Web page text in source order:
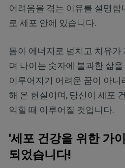
어려움을 겪는 이유를 설명합
로 세포 안에 있습니다.
몸이 에너지로 넘치고 치유가
며 나이는 숫자에 불과한 삶
이루어지기 어려운 꿈이 아니
해 온 현실이며, 당신이 세포
익힐 때 이루어질 것입니다.
'세포 건강을 위한 가
되었습니다!